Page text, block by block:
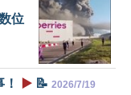
位
▶️ 📝 2026/7/19